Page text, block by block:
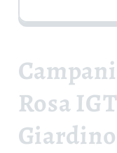
Apri
in
finestra
Rosa
Giardino